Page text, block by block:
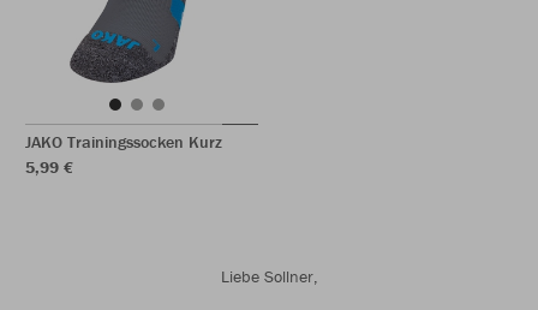
JAKO Trainingssocken Kurz
5,99 €
Liebe Sollner,